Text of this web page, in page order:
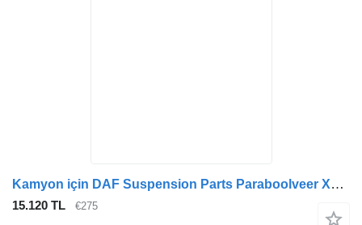
Kamyon için DAF Suspension Parts Paraboolveer XF 106 1893793 makas
15.120 TL €275